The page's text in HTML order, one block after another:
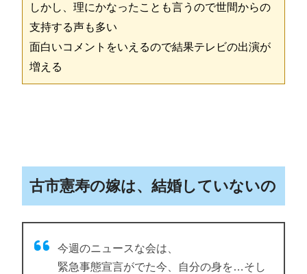
しかし、理にかなったことも言うので世間からの
支持する声も多い
面白いコメントをいえるので結果テレビの出演が
増える
古市憲寿の嫁は、結婚していないの
今週のニュースな会は、
緊急事態宣言がでた今、自分の身を…そし